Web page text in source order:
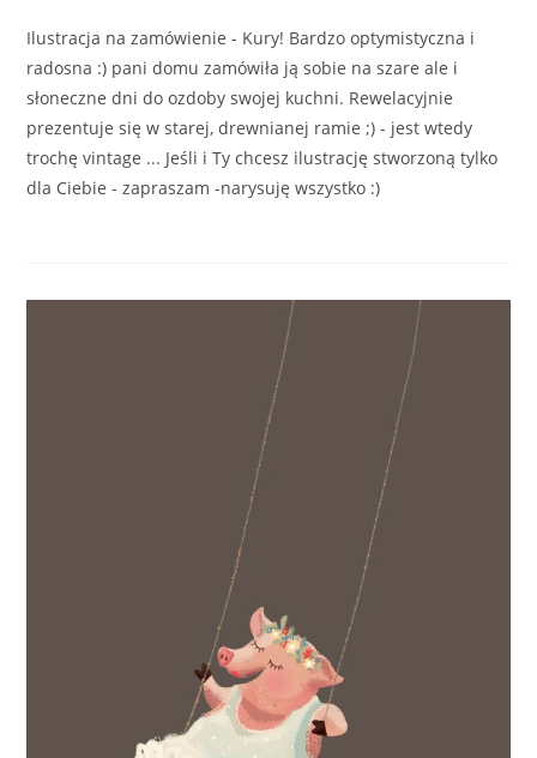
Ilustracja na zamówienie - Kury! Bardzo optymistyczna i
radosna :) pani domu zamówiła ją sobie na szare ale i
słoneczne dni do ozdoby swojej kuchni. Rewelacyjnie
prezentuje się w starej, drewnianej ramie ;) - jest wtedy
trochę vintage ... Jeśli i Ty chcesz ilustrację stworzoną tylko
dla Ciebie - zapraszam -narysuję wszystko :)